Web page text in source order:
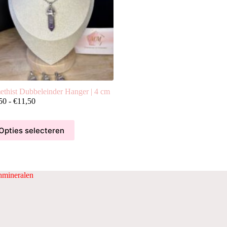
Dubbeleinder Hanger | 4 cm
- €11,50Prijsklasse:
tot
€11,50
selecteren